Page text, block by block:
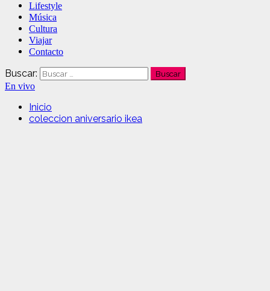
Lifestyle
Música
Cultura
Viajar
Contacto
Buscar:
En vivo
Inicio
coleccion aniversario ikea